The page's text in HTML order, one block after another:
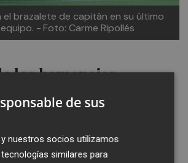
el brazalete de capitán en su último
- Foto: Carme Ripollés
los homenajes
comenzaron la segunda
mucho más calmada
finalizado el primer tiempo.
que poco ocurrió en el
de sus
nuestros socios utilizamos
similares para